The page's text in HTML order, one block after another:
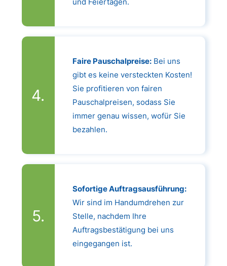
Faire Pauschalpreise:Bei uns
gibt es keine versteckten Kosten!
Sie profitieren von fairen
Pauschalpreisen, sodass Sie
immer genau wissen, wofür Sie
bezahlen.
Sofortige Auftragsausführung:
Wir sind im Handumdrehen zur
Stelle, nachdem Ihre
Auftragsbestätigung bei uns
eingegangen ist.